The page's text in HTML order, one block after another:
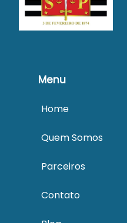
Menu
Home
Quem Somos
Parceiros
Contato